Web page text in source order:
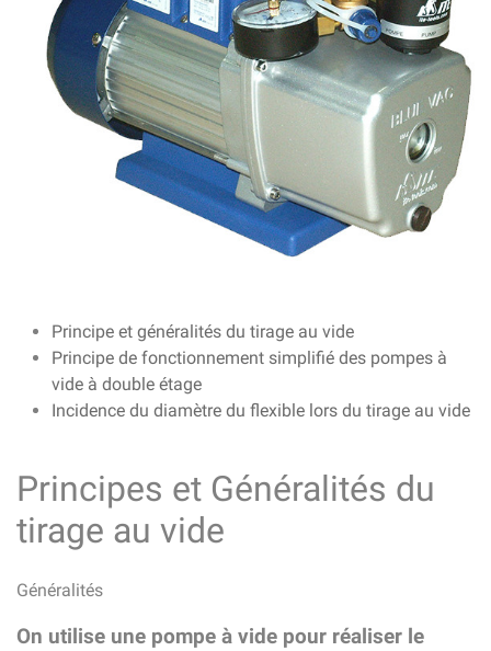
Principe et généralités du tirage au vide
Principe de fonctionnement simplifié des pompes à
vide à double étage
Incidence du diamètre du flexible lors du tirage au vide
Principes et Généralités du
tirage au vide
Généralités
On utilise une pompe à vide pour réaliser le